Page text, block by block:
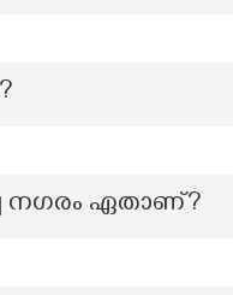
നഗരം ഏതാണ്?